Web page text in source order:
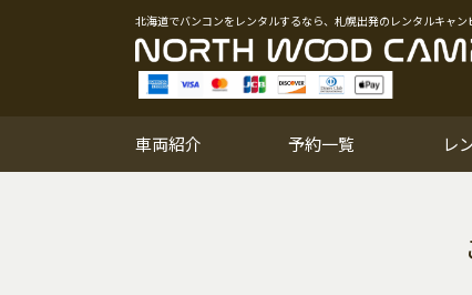
北海道でバンコンをレンタルするなら、札幌出発のレンタルキャン
車両紹介 予約一覧 レ